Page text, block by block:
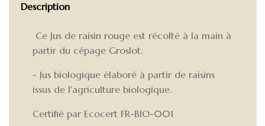
Description
Ce Jus de raisin rouge est récolté à la main à
partir du cépage Groslot.
- Jus biologique élaboré à partir de raisins
issus de l'agriculture biologique.
Certifié par Ecocert FR-BIO-001